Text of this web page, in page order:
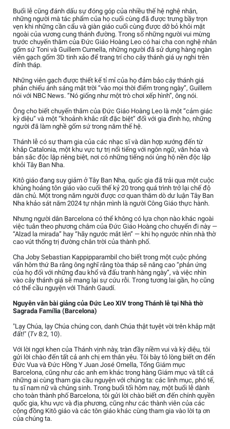
Buổi lễ cũng đánh dấu sự đóng góp của nhiều thế hệ nghệ nhân,
những người mà tác phẩm của họ cuối cùng đã được trưng bầy trọn
vẹn khi những cần cẩu và giàn giáo cuối cùng được dỡ bỏ khỏi mặt
ngoài của vương cung thánh đường. Trong số những người vui mừng
trước chuyến thăm của Đức Giáo Hoàng Leo có hai cha con nghệ nhân
gốm sứ Toni và Guillem Cumella, những người đã sử dụng hàng ngàn
viên gạch gốm 3D tinh xảo để trang trí cho cây thánh giá uy nghi trên
đỉnh tháp.
Những viên gạch được thiết kế tỉ mỉ của họ đảm bảo cây thánh giá
phản chiếu ánh sáng mặt trời “vào mọi thời điểm trong ngày”, Guillem
nói với NBC News. “Nó giống như một trò chơi xếp hình”, ông nói.
Ông cho biết chuyến thăm của Đức Giáo Hoàng Leo là một “cảm giác
kỳ diệu” và một “khoảnh khắc rất đặc biệt” đối với gia đình họ, những
người đã làm nghề gốm sứ trong năm thế hệ.
Thánh lễ có sự tham gia của các nhạc sĩ và dàn hợp xướng đến từ
khắp Catalonia, một khu vực tự trị nổi tiếng với ngôn ngữ, văn hóa và
bản sắc độc lập riêng biệt, nơi có những tiếng nói ủng hộ nền độc lập
khỏi Tây Ban Nha.
Kitô giáo đang suy giảm ở Tây Ban Nha, quốc gia đã trải qua một cuộc
khủng hoảng tôn giáo vào cuối thế kỷ 20 trong quá trình trở lại chế độ
dân chủ. Một trong năm người được cơ quan thăm dò dư luận Tây Ban
Nha khảo sát năm 2024 tự nhận mình là người Công Giáo thực hành.
Nhưng người dân Barcelona có thể không có lựa chọn nào khác ngoài
việc tuân theo phương châm của Đức Giáo Hoàng cho chuyến đi này —
“Alzad la mirada” hay “hãy ngước mắt lên” — khi họ ngước nhìn nhà thờ
cao vút thống trị đường chân trời của thành phố.
Cha Joby Sebastian Kappipparambil cho biết trong một cuộc phỏng
vấn hôm thứ Ba rằng ông nghĩ rằng tòa tháp sẽ nâng cao “phản ứng
của họ đối với những đau khổ và đấu tranh hàng ngày”, và việc nhìn
vào cây thánh giá sẽ mang lại sự cứu rỗi. Trong tương lai gần, họ cũng
có thể cầu nguyện với Thánh Gaudí.
Nguyên văn bài giảng của Đức Leo XIV trong Thánh lễ tại Nhà thờ
Sagrada Família (Barcelona)
"Lạy Chúa, lạy Chúa chúng con, danh Chúa thật tuyệt vời trên khắp mặt
đất!" (Tv8:2, 10).
Với lời ngợi khen của Thánh vịnh này, tràn đầy niềm vui và kỳ diệu, tôi
gửi lời chào đến tất cả anh chị em thân yêu. Tôi bày tỏ lòng biết ơn đến
Đức Vua và Đức Hồng Y Juan José Omella, Tổng Giám mục
Barcelona, cũng như các anh em khác trong hàng Giám mục và tất cả
những ai cùng tham gia cầu nguyện với chúng ta: các linh mục, phó tế,
tu sĩ nam nữ và chủng sinh. Trong buổi tối hôm nay, một buổi lễ dành
cho toàn thành phố Barcelona, tôi gửi lời chào biết ơn đến chính quyền
quốc gia, khu vực và địa phương, cũng như các thành viên của các
cộng đồng Kitô giáo và các tôn giáo khác cùng tham gia vào lời tạ ơn
của chúng ta.